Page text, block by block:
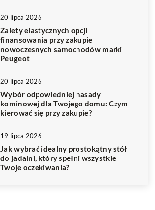
20 lipca 2026
Zalety elastycznych opcji
finansowania przy zakupie
nowoczesnych samochodów marki
Peugeot
20 lipca 2026
Wybór odpowiedniej nasady
kominowej dla Twojego domu: Czym
kierować się przy zakupie?
19 lipca 2026
Jak wybrać idealny prostokątny stół
do jadalni, który spełni wszystkie
Twoje oczekiwania?